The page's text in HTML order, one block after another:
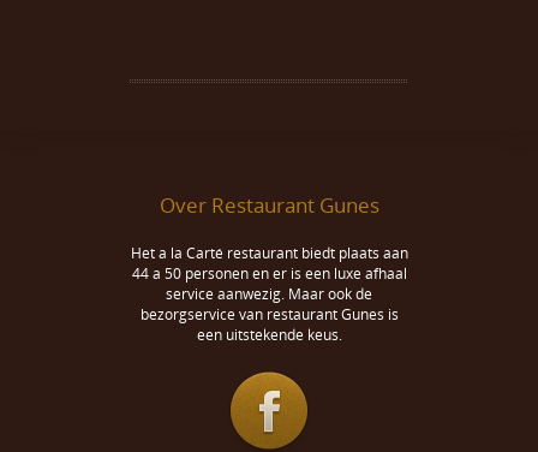
Over Restaurant Gunes
Het a la Carté restaurant biedt plaats aan
44 a 50 personen en er is een luxe afhaal
service aanwezig. Maar ook de
bezorgservice van restaurant Gunes is
een uitstekende keus.